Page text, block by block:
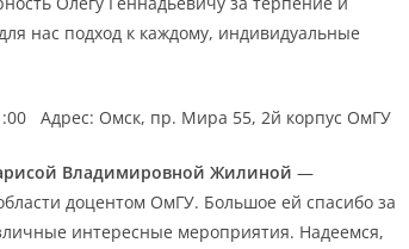
нас подход к каждому, индивидуальные
Адрес: Омск, пр. Мира 55, 2й корпус ОмГУ
Владимировной Жилиной —
доцентом ОмГУ. Большое ей спасибо за
интересные мероприятия. Надеемся,